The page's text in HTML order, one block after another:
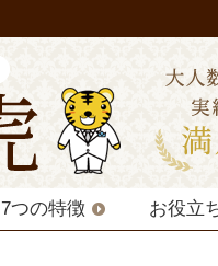
7つの特徴 お役立